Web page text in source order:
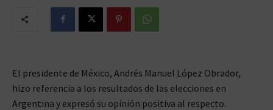
El presidente de México, Andrés Manuel López Obrador,
hizo referencia a los resultados de las elecciones en
Argentina y expresó su opinión positiva al respecto.